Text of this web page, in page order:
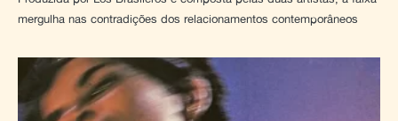
mergulha nas contradições dos relacionamentos contemporâneos